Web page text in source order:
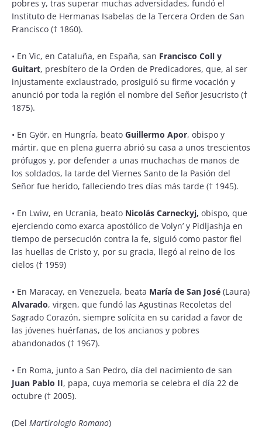
pobres y, tras superar muchas adversidades, fundó el
Instituto de Hermanas Isabelas de la Tercera Orden de San
Francisco († 1860).
• En Vic, en Cataluña, en España, san Francisco Coll y
Guitart, presbítero de la Orden de Predicadores, que, al ser
injustamente exclaustrado, prosiguió su firme vocación y
anunció por toda la región el nombre del Señor Jesucristo (†
1875).
• En Györ, en Hungría, beato Guillermo Apor, obispo y
mártir, que en plena guerra abrió su casa a unos trescientos
prófugos y, por defender a unas muchachas de manos de
los soldados, la tarde del Viernes Santo de la Pasión del
Señor fue herido, falleciendo tres días más tarde († 1945).
• En Lwiw, en Ucrania, beato Nicolás Carneckyj, obispo, que
ejerciendo como exarca apostólico de Volyn’ y Pidljashja en
tiempo de persecución contra la fe, siguió como pastor fiel
las huellas de Cristo y, por su gracia, llegó al reino de los
cielos († 1959)
• En Maracay, en Venezuela, beata María de San José (Laura)
Alvarado, virgen, que fundó las Agustinas Recoletas del
Sagrado Corazón, siempre solícita en su caridad a favor de
las jóvenes huérfanas, de los ancianos y pobres
abandonados († 1967).
• En Roma, junto a San Pedro, día del nacimiento de san
Juan Pablo II, papa, cuya memoria se celebra el día 22 de
octubre († 2005).
(Del Martirologio Romano)